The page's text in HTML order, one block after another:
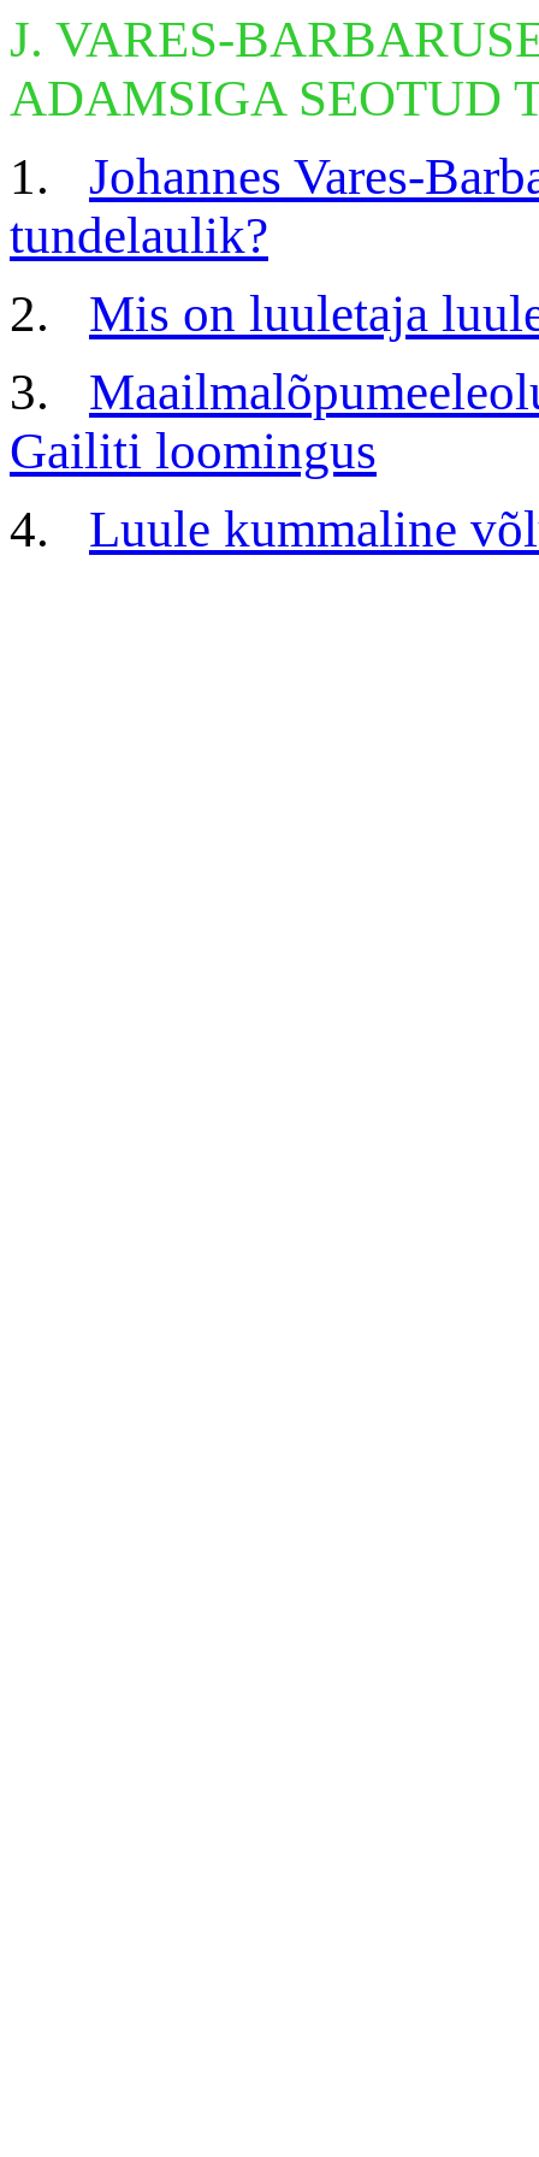
J. VARES-
ADAMSIGA SEOTUD
1. Johannes Vares-
tundelaulik?
2. Mis on luuletaja
3.
Gailiti loomingus
4. Luule kummaline